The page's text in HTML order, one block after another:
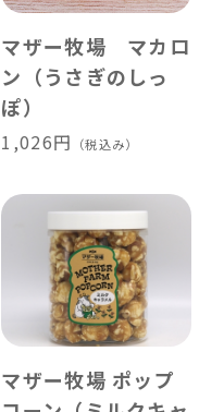
マザー牧場 マカロ
ン（うさぎのしっ
ぽ）
1,026円 （税込み）
マザー牧場 ポップ